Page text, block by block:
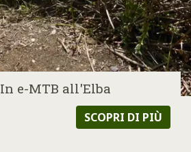
In e-MTB all'Elba
SCOPRI DI PIÙ